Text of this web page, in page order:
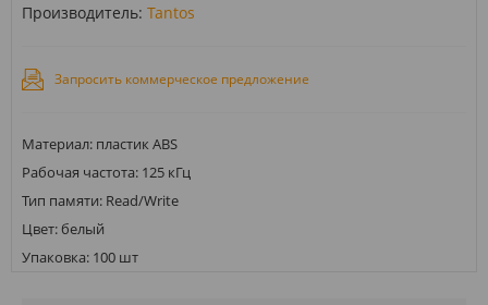
Производитель: Tantos
Запросить коммерческое предложение
Материал: пластик ABS
Рабочая частота: 125 кГц
Тип памяти: Read/Write
Цвет: белый
Упаковка: 100 шт